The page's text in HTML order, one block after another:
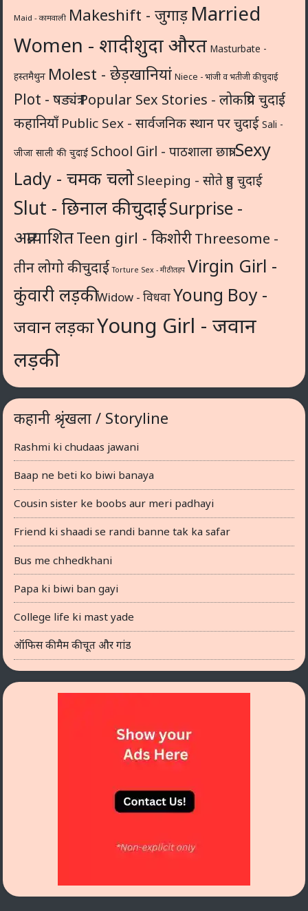
Maid - कामवाली Makeshift - जुगाड़ Married
Women - शादीशुदा औरत Masturbate -
हस्तमैथुन Molest - छेड़खानियां Niece - भांजी व भतीजी की चुदाई
Plot - षड्यंत्रPopular Sex Stories - लोकप्रिय चुदाई
कहानियाँ Public Sex - सार्वजनिक स्थान पर चुदाई Sali -
जीजा साली की चुदाई School Girl - पाठशाला छात्राSexy
Lady - चमक चलोSleeping - सोते हुए चुदाई
Slut - छिनाल की चुदाईSurprise -
अप्रत्याशितTeen girl - किशोरीThreesome -
तीन लोगो की चुदाई Torture Sex - मीठी तड़प Virgin Girl -
कुंवारी लड़कीWidow - विधवाYoung Boy -
जवान लड़काYoung Girl - जवान
लड़की
कहानी श्रृंखला / Storyline
Rashmi ki chudaas jawani
Baap ne beti ko biwi banaya
Cousin sister ke boobs aur meri padhayi
Friend ki shaadi se randi banne tak ka safar
Bus me chhedkhani
Papa ki biwi ban gayi
College life ki mast yade
ऑफिस की मैम की चूत और गांड